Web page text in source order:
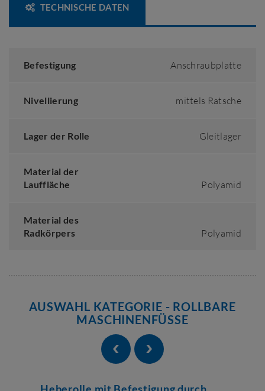
TECHNISCHE DATEN
Befestigung Anschraubplatte
Nivellierung mittels Ratsche
Lager der Rolle Gleitlager
Material der
Lauffläche
Polyamid
Material des
Radkörpers
Polyamid
AUSWAHL KATEGORIE - ROLLBARE
MASCHINENFÜSSE